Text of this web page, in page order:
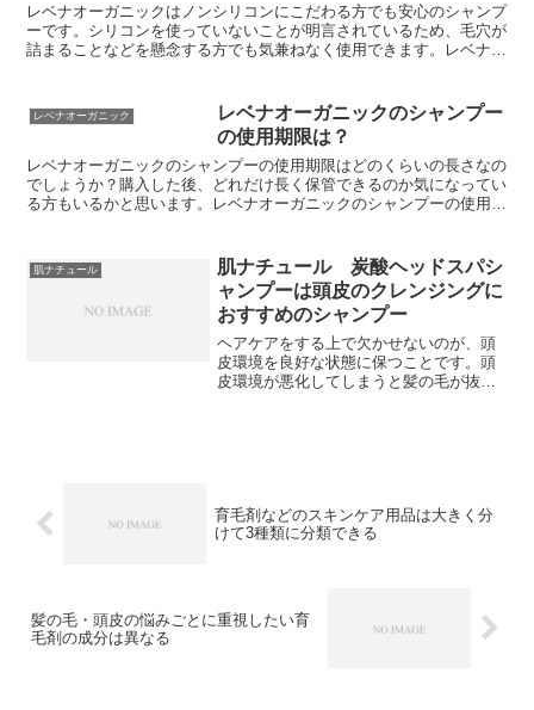
レベナオーガニックはノンシリコンにこだわる方でも安心のシャンプ
ーです。シリコンを使っていないことが明言されているため、毛穴が
詰まることなどを懸念する方でも気兼ねなく使用できます。レベナオ
レベナオーガニック
レベナオーガニックのシャンプー
の使用期限は？
レベナオーガニックのシャンプーの使用期限はどのくらいの長さなの
でしょうか？購入した後、どれだけ長く保管できるのか気になってい
る方もいるかと思います。レベナオーガニックのシャンプーの使用期
肌ナチュール
肌ナチュール 炭酸ヘッドスパシ
ャンプーは頭皮のクレンジングに
おすすめのシャンプー
ヘアケアをする上で欠かせないのが、頭
皮環境を良好な状態に保つことです。頭
皮環境が悪化してしまうと髪の毛が抜け
育毛剤などのスキンケア用品は大きく分
けて3種類に分類できる
髪の毛・頭皮の悩みごとに重視したい育
毛剤の成分は異なる